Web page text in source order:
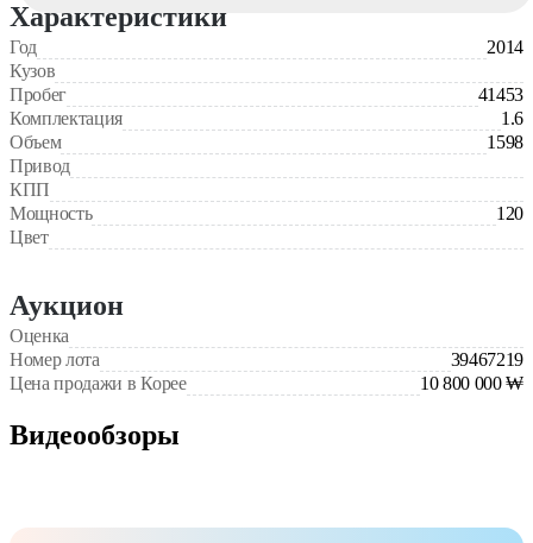
Характеристики
Год
2014
Кузов
Пробег
41453
Комплектация
1.6
Объем
1598
Привод
КПП
Мощность
120
Цвет
Аукцион
Оценка
Номер лота
39467219
Цена продажи в Корее
10 800 000 ₩
Видеообзоры